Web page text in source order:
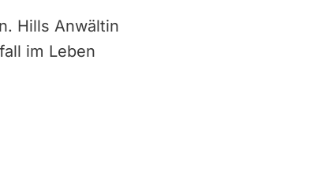
Hills Anwältin
im Leben